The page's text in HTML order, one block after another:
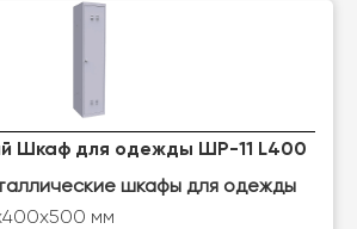
Шкаф для одежды ШР-11 L400
шкафы для одежды
мм